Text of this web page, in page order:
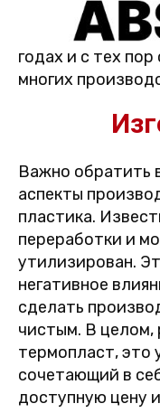
годах и с тех
многих
Важно обратить
аспекты
пластика.
переработки и
утилизирован.
негативное
сделать
чистым. В целом,
термопласт, это
сочетающий в
доступную цену